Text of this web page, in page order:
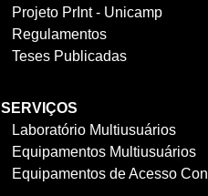
Projeto PrInt - Unicamp
Regulamentos
Teses Publicadas
SERVIÇOS
Laboratório Multiusuários
Equipamentos Multiusuários
Equipamentos de Acesso